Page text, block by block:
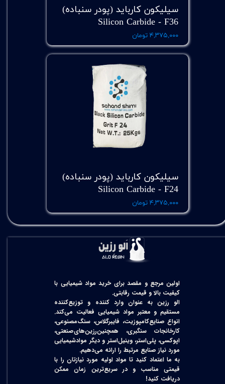
سیلیکون کارباید (پودر سنباده)
Silicon Carbide - F36
۴,۳۷۵,۰۰۰ تومان
سیلیکون کارباید (پودر سنباده)
Silicon Carbide - F24
۴,۳۷۵,۰۰۰ تومان
اولین مرجع و مقصد برای خرید مواد شیمیایی با
کیفیت بالا و قیمت رقابتی.
الو رزین به عنوان وارد کننده و توزیع‌کننده
مستقیم و معتبر مواد شیمیایی فعالیت می‌کند.
انواع صنایع‌کامپوزیت، فایبرگلاس، سنگ‌مصنوعی،
کارخانجات سنگبری، همچنین‌رزین‌های‌صنعتی،
اپوکسی، پلی‌استر، وینیل‌استر و دیگر مواد‌شیمیایی
مورد نیاز صنایع مرتبط را ارائه می‌دهیم.
به ما اعتماد کنید تا مواد اولیه مورد نیازتان را با
قیمتی مناسب و در سریع‌ترین زمان ممکن
دریافت کنید!​​​​​​​